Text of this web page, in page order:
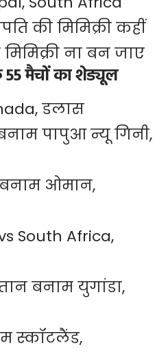
की मिमिक्री कहीं
ना बन जाए
मैचों का शेड्यूल
डलास
पापुआ न्यू गिनी,
ओमान,
South Africa,
बनाम युगांडा,
स्कॉटलैंड,